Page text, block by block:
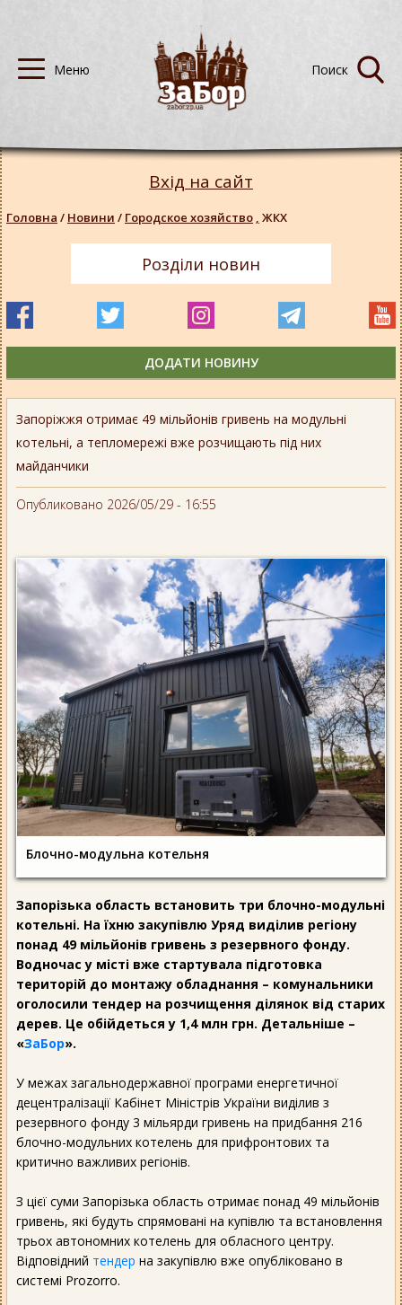
Запоріжжя отримає 49 мільйонів гривень на модульні
котельні, а тепломережі вже розчищають під них
майданчики
Опубликовано 2026/05/29 - 16:55
Блочно-модульна котельня
Запорізька область встановить три блочно-модульні
котельні. На їхню закупівлю Уряд виділив регіону
понад 49 мільйонів гривень з резервного фонду.
Водночас у місті вже стартувала підготовка
територій до монтажу обладнання – комунальники
оголосили тендер на розчищення ділянок від старих
дерев. Це обійдеться у 1,4 млн грн. Детальніше –
«ЗаБор».
У межах загальнодержавної програми енергетичної
децентралізації Кабінет Міністрів України виділив з
резервного фонду 3 мільярди гривень на придбання 216
блочно-модульних котелень для прифронтових та
критично важливих регіонів.
З цієї суми Запорізька область отримає понад 49 мільйонів
гривень, які будуть спрямовані на купівлю та встановлення
трьох автономних котелень для обласного центру.
Відповідний тендер на закупівлю вже опубліковано в
системі Prozorro.
Вхід на сайт
Головна / Новини / Городское хозяйство , ЖКХ
Розділи новин
ДОДАТИ НОВИНУ